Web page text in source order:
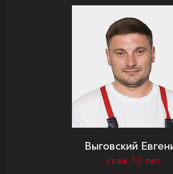
Выговский
стаж 10 лет